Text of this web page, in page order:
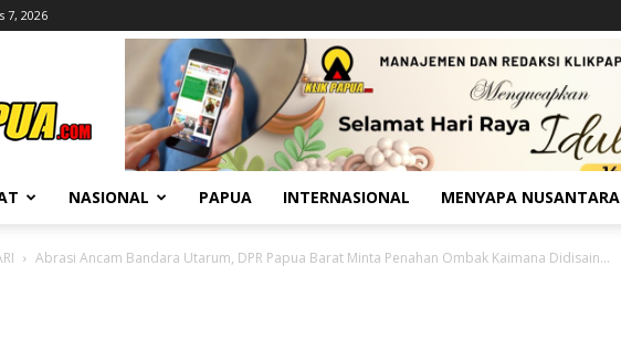
7, 2026
NASIONAL PAPUA INTERNASIONAL MENYAPA NUSANTARA
Abrasi Ancam Bandara Utarum, DPR Papua Barat Minta Penahan Ombak Kaimana Didisain...